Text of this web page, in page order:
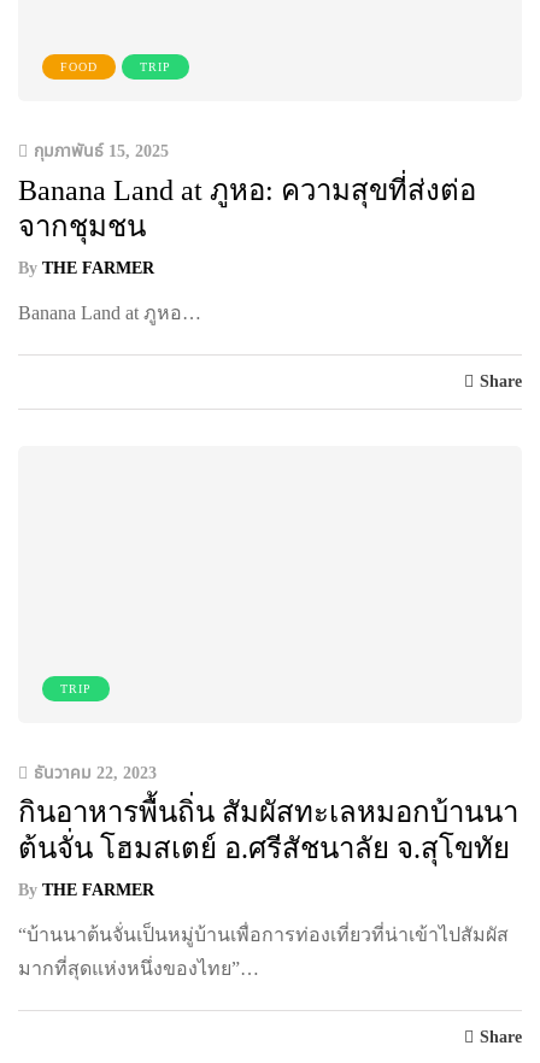
FOOD TRIP
กุมภาพันธ์ 15, 2025
Banana Land at ภูหอ: ความสุขที่ส่งต่อ
จากชุมชน
By THE FARMER
Banana Land at ภูหอ…
Share
TRIP
ธันวาคม 22, 2023
กินอาหารพื้นถิ่น สัมผัสทะเลหมอกบ้านนา
ต้นจั่น โฮมสเตย์ อ.ศรีสัชนาลัย จ.สุโขทัย
By THE FARMER
“บ้านนาต้นจั่นเป็นหมู่บ้านเพื่อการท่องเที่ยวที่น่าเข้าไปสัมผัส
มากที่สุดแห่งหนึ่งของไทย”…
Share